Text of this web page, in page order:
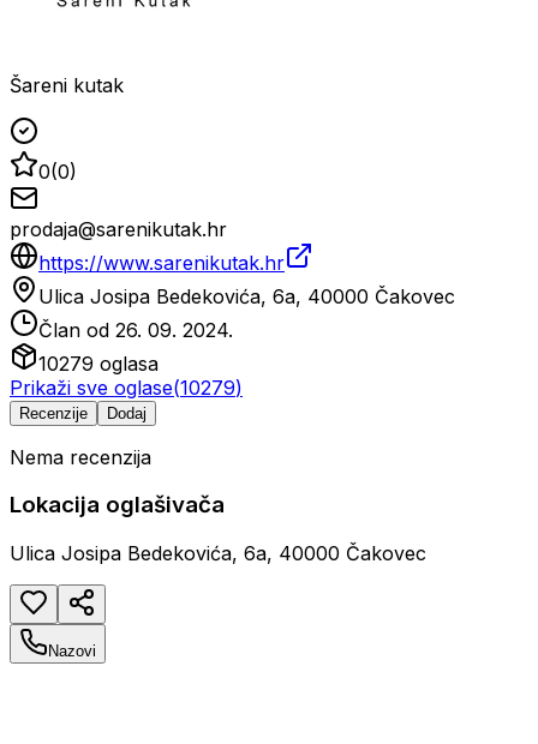
Šareni kutak
0(0)
prodaja@sarenikutak.hr
https://www.sarenikutak.hr
Ulica Josipa Bedekovića, 6a, 40000 Čakovec
Član od 26. 09. 2024.
10279 oglasa
Prikaži sve oglase(10279)
Recenzije Dodaj
Nema recenzija
Lokacija oglašivača
Ulica Josipa Bedekovića, 6a, 40000 Čakovec
Nazovi